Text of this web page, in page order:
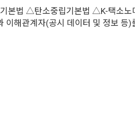
기본법 △탄소중립기본법 △K-택소
이해관계자(공시 데이터 및 정보 등)